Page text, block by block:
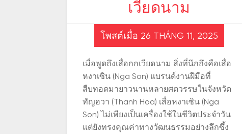
เวียดนาม
โพสต์เมื่อ 26 THÁNG 11, 2025
เมื่อพูดถึงเสื่อกกเวียดนาม สิ่งที่นึกถึงคือเสื่อ
หงาเซิน (Nga Son) แบรนด์งานฝีมือที่
สืบทอดมายาวนานหลายศตวรรษในจังหวัด
ทัญฮวา (Thanh Hoa) เสื่อหงาเซิน (Nga
Son) ไม่เพียงเป็นเครื่องใช้ในชีวิตประจำวัน
แต่ยังทรงคุณค่าทางวัฒนธรรมอย่างลึกซึ้ง